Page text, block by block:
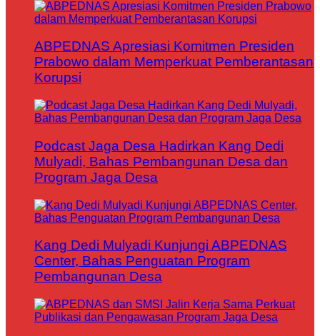
ABPEDNAS Apresiasi Komitmen Presiden
Prabowo dalam Memperkuat Pemberantasan
Korupsi
Podcast Jaga Desa Hadirkan Kang Dedi
Mulyadi, Bahas Pembangunan Desa dan
Program Jaga Desa
Kang Dedi Mulyadi Kunjungi ABPEDNAS
Center, Bahas Penguatan Program
Pembangunan Desa